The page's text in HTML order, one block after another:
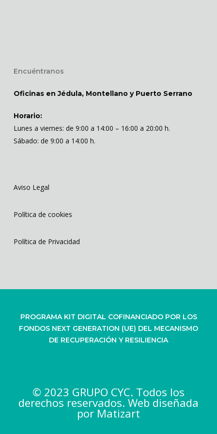
Encuéntranos
Oficinas en Jédula, Montellano y Puerto Serrano
Horario:
Lunes a viernes: de 9:00 a 14:00 – 16:00 a 20:00 h.
Sábado: de 9:00 a 14:00 h.
Aviso Legal
Política de cookies
Política de Privacidad
PROGRAMA KIT DIGITAL COFINANCIADO POR LOS
FONDOS NEXT GENERATION (UE) DEL MECANISMO
DE RECUPERACIÓN Y RESILIENCIA
© 2023 GRUPO CYC. Todos los
derechos reservados. Web diseñada
por Matizart